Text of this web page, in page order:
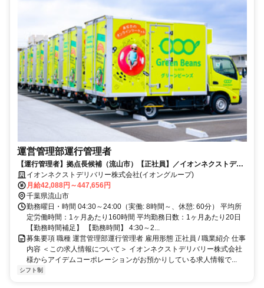
運営管理部運行管理者
【運行管理者】拠点長候補（流山市）【正社員】／イオンネクストデリ
バリー株式会社
イオンネクストデリバリー株式会社(イオングループ)
月給42,088円～447,656円
千葉県流山市
勤務曜日・時間 04:30～24:00（実働: 8時間～、休憩: 60分） 平均所
定労働時間：1ヶ月あたり160時間 平均勤務日数：1ヶ月あたり20日
【勤務時間補足】 【勤務時間】 4:30～2...
募集要項 職種 運営管理部運行管理者 雇用形態 正社員 / 職業紹介 仕事
内容 ＜この求人情報について＞ イオンネクストデリバリー株式会社
様からアイデムコーポレーションがお預かりしている求人情報で...
シフト制